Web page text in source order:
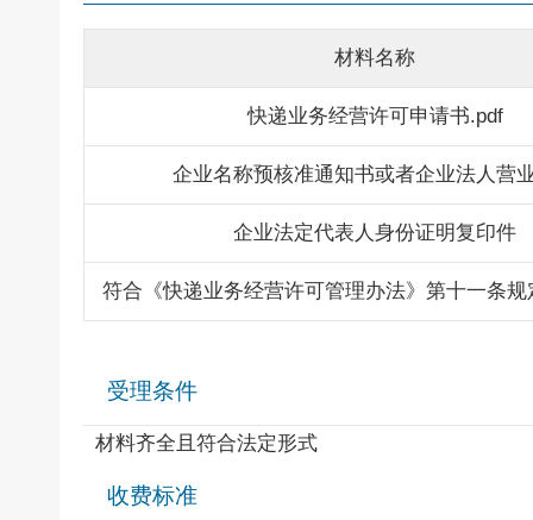
材料名称
快递业务经营许可申请书.pdf
企业名称预核准通知书或者企业法人营
企业法定代表人身份证明复印件
符合《快递业务经营许可管理办法》第十一条规
受理条件
材料齐全且符合法定形式
收费标准